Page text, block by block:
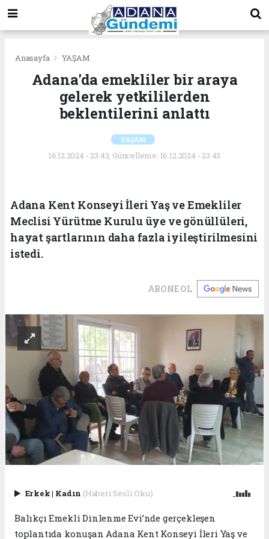
Anasayfa YAŞAM
Adana'da emekliler bir araya
gelerek yetkililerden
beklentilerini anlattı
YAŞAM
16.12.2024 - 23:43, Güncelleme: 16.12.2024 - 23:43
Adana Kent Konseyi İleri Yaş ve Emekliler
Meclisi Yürütme Kurulu üye ve gönüllüleri,
hayat şartlarının daha fazla iyileştirilmesini
istedi.
ABONE OL
Erkek| Kadın (Haberi Sesli Oku)
Balıkçı Emekli Dinlenme Evi’nde gerçekleşen
toplantıda konuşan Adana Kent Konseyi İleri Yaş ve